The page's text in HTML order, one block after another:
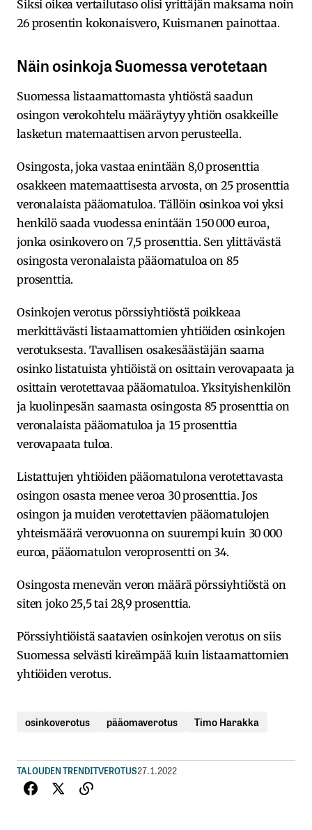
Siksi oikea vertailutaso olisi yrittäjän maksama noin
26 prosentin kokonaisvero, Kuismanen painottaa.
Näin osinkoja Suomessa verotetaan
Suomessa listaamattomasta yhtiöstä saadun
osingon verokohtelu määräytyy yhtiön osakkeille
lasketun matemaattisen arvon perusteella.
Osingosta, joka vastaa enintään 8,0 prosenttia
osakkeen matemaattisesta arvosta, on 25 prosenttia
veronalaista pääomatuloa. Tällöin osinkoa voi yksi
henkilö saada vuodessa enintään 150 000 euroa,
jonka osinkovero on 7,5 prosenttia. Sen ylittävästä
osingosta veronalaista pääomatuloa on 85
prosenttia.
Osinkojen verotus pörssiyhtiöstä poikkeaa
merkittävästi listaamattomien yhtiöiden osinkojen
verotuksesta. Tavallisen osakesäästäjän saama
osinko listatuista yhtiöistä on osittain verovapaata ja
osittain verotettavaa pääomatuloa. Yksityishenkilön
ja kuolinpesän saamasta osingosta 85 prosenttia on
veronalaista pääomatuloa ja 15 prosenttia
verovapaata tuloa.
Listattujen yhtiöiden pääomatulona verotettavasta
osingon osasta menee veroa 30 prosenttia. Jos
osingon ja muiden verotettavien pääomatulojen
yhteismäärä verovuonna on suurempi kuin 30 000
euroa, pääomatulon veroprosentti on 34.
Osingosta menevän veron määrä pörssiyhtiöstä on
siten joko 25,5 tai 28,9 prosenttia.
Pörssiyhtiöistä saatavien osinkojen verotus on siis
Suomessa selvästi kireämpää kuin listaamattomien
yhtiöiden verotus.
osinkoverotus pääomaverotus Timo Harakka
TALOUDEN TRENDITVEROTUS27.1.2022